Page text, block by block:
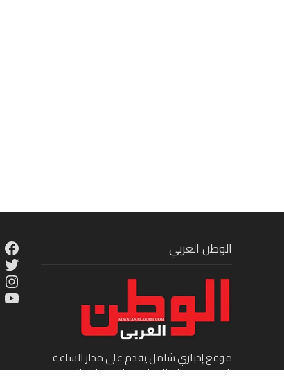
الوطن العربي
موقع إخباري شامل يقدم على مدار الساعة
الجديد في عالم السياسة والاقتصاد والفن